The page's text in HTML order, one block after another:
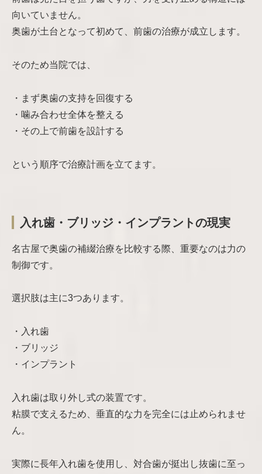
向いていません。
奥歯が土台となって初めて、前歯の治療が成立します。
そのため当院では、
・まず奥歯の支持を回復する
・噛み合わせ全体を整える
・その上で前歯を設計する
という順序で治療計画を立てます。
入れ歯・ブリッジ・インプラントの現実
名古屋で奥歯の補綴治療を比較する際、重要なのは力の
制御です。
選択肢は主に3つあります。
・入れ歯
・ブリッジ
・インプラント
入れ歯は取り外し式の装置です。
粘膜で支えるため、垂直的な力を完全には止められませ
ん。
実際に長年入れ歯を使用し、対合歯が挺出し抜歯に至っ